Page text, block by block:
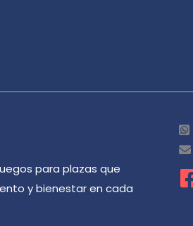
para plazas que
y bienestar en cada